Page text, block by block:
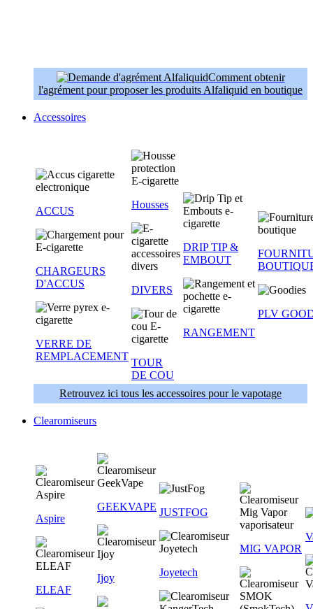
Comment obtenir
l'agrément pour proposer les produits Alfaliquid en boutique
Accessoires
ACCUS
CHARGEURS
D'ACCUS
VERRE DE
REMPLACEMENT
Housses
DIVERS
TOUR
DE COU
DRIP TIP &
EMBOUT
RANGEMENT
PLV
Retrouvez ici tous les accessoires pour le vapotage
Clearomiseurs
Aspire
ELEAF
GEEKVAPE
Ijoy
JUSTFOG
Joyetech
MIG VAPOR